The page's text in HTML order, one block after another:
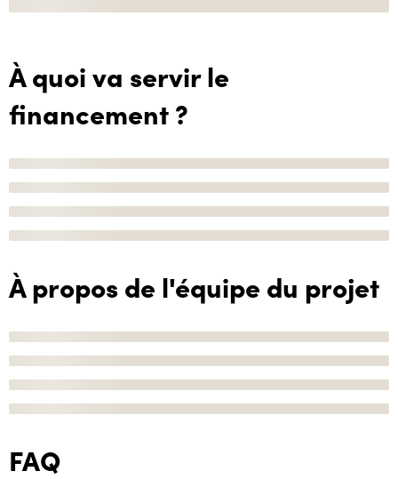
À quoi va servir le
financement ?
À propos de l'équipe du projet
FAQ